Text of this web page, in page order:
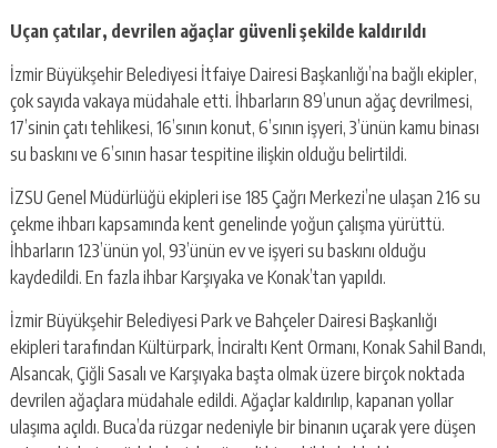
Uçan çatılar, devrilen ağaçlar güvenli şekilde kaldırıldı
İzmir Büyükşehir Belediyesi İtfaiye Dairesi Başkanlığı’na bağlı ekipler,
çok sayıda vakaya müdahale etti. İhbarların 89’unun ağaç devrilmesi,
17’sinin çatı tehlikesi, 16’sının konut, 6’sının işyeri, 3’ünün kamu binası
su baskını ve 6’sının hasar tespitine ilişkin olduğu belirtildi.
İZSU Genel Müdürlüğü ekipleri ise 185 Çağrı Merkezi’ne ulaşan 216 su
çekme ihbarı kapsamında kent genelinde yoğun çalışma yürüttü.
İhbarların 123’ünün yol, 93’ünün ev ve işyeri su baskını olduğu
kaydedildi. En fazla ihbar Karşıyaka ve Konak’tan yapıldı.
İzmir Büyükşehir Belediyesi Park ve Bahçeler Dairesi Başkanlığı
ekipleri tarafından Kültürpark, İnciraltı Kent Ormanı, Konak Sahil Bandı,
Alsancak, Çiğli Sasalı ve Karşıyaka başta olmak üzere birçok noktada
devrilen ağaçlara müdahale edildi. Ağaçlar kaldırılıp, kapanan yollar
ulaşıma açıldı. Buca’da rüzgar nedeniyle bir binanın uçarak yere düşen